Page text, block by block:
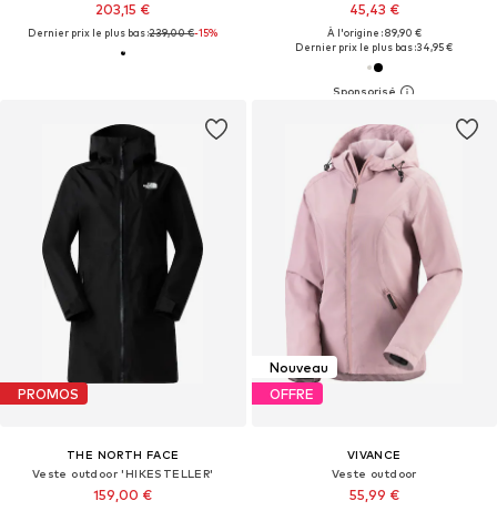
203,15 €
Dernier prix le plus bas :239,00 €-15%
45,43 €
À l'origine : 89,90 €
Dernier prix le plus bas :34,95 €
PROMOS
THE NORTH FACE
Veste outdoor 'HIKESTELLER'
159,00 €
Nouveau
OFFRE
VIVANCE
Veste outdoor
55,99 €